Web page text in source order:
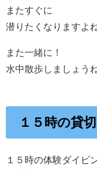
またすぐに
潜りたくなりますよ
また一緒に！
水中散歩しましょう
１５時の貸
１５時の体験ダイビ